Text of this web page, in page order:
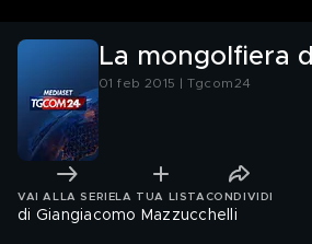
La mongolfiera
01 feb 2015 | Tgcom24
VAI ALLA SERIE LA TUA LISTA CONDIVIDI
di Giangiacomo Mazzucchelli